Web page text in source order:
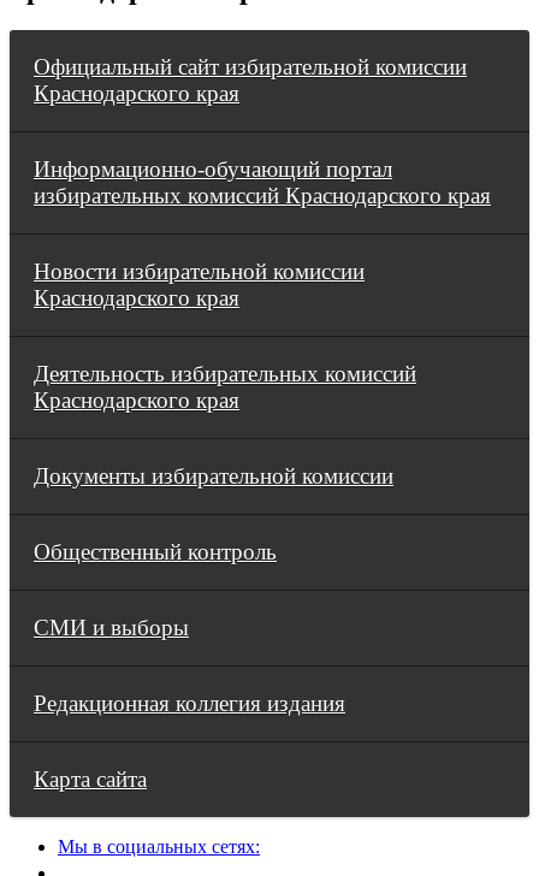
Официальный сайт избирательной комиссии
Краснодарского края
Информационно-обучающий портал
избирательных комиссий Краснодарского края
Новости избирательной комиссии
Краснодарского края
Деятельность избирательных комиссий
Краснодарского края
Документы избирательной комиссии
Общественный контроль
СМИ и выборы
Редакционная коллегия издания
Карта сайта
Мы в социальных сетях: